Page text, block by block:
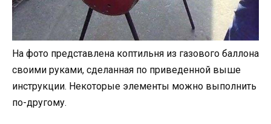
На фото представлена коптильня из газового баллона
своими руками, сделанная по приведенной выше
инструкции. Некоторые элементы можно выполнить
по-другому.